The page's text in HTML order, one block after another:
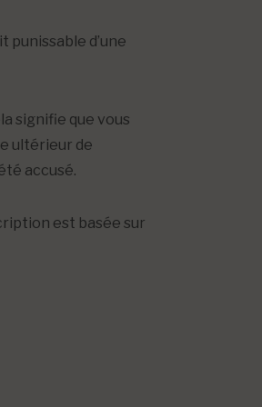
d’une
signifie que vous
ultérieur de
accusé.
est basée sur